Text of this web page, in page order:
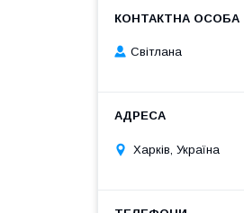
Світлана
Харків, Україна